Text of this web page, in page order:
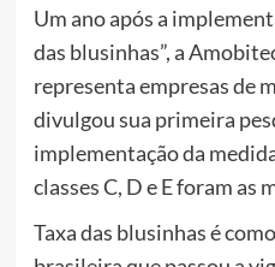
Um ano após a
das blusinhas”, a
representa empresas de
divulgou sua primeira
implementação da
classes C, D e E foram as
Taxa das blusinhas é